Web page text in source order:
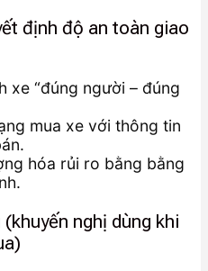
định độ an toàn giao
xe “đúng người – đúng
mua xe với thông tin
hóa rủi ro bằng bằng
nghị dùng khi